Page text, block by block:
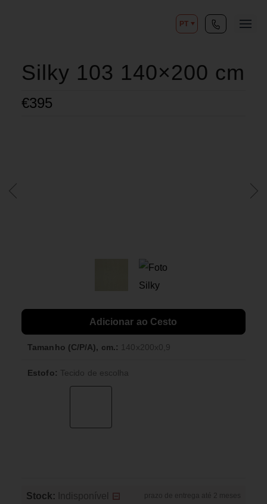
PT
Silky 103 140×200 cm
€395
Tamanho (C/P/A), cm.: 140x200x0,9
Estofo: Tecido de escolha
Stock: Indisponível prazo de entrega até 2 meses
Adicionar ao Cesto